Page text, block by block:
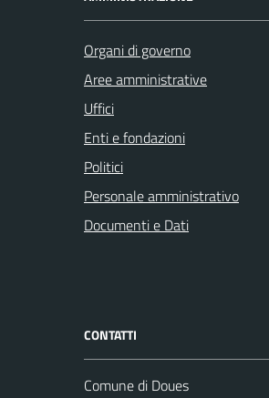
Organi di governo
Aree amministrative
Uffici
Enti e fondazioni
Politici
Personale amministrativo
Documenti e Dati
CONTATTI
Comune di Doues